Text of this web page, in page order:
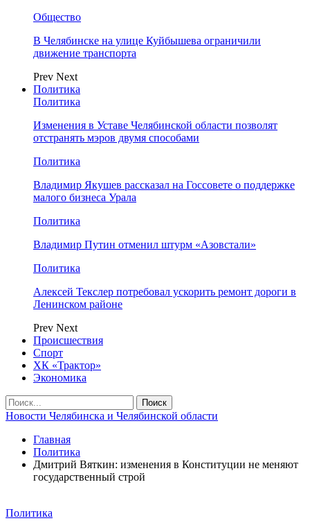
Общество
В Челябинске на улице Куйбышева ограничили
движение транспорта
Prev Next
Политика
Политика
Изменения в Уставе Челябинской области позволят
отстранять мэров двумя способами
Политика
Владимир Якушев рассказал на Госсовете о поддержке
малого бизнеса Урала
Политика
Владимир Путин отменил штурм «Азовстали»
Политика
Алексей Текслер потребовал ускорить ремонт дороги в
Ленинском районе
Prev Next
Происшествия
Спорт
ХК «Трактор»
Экономика
Новости Челябинска и Челябинской области
Главная
Политика
Дмитрий Вяткин: изменения в Конституции не меняют
государственный строй
Политика